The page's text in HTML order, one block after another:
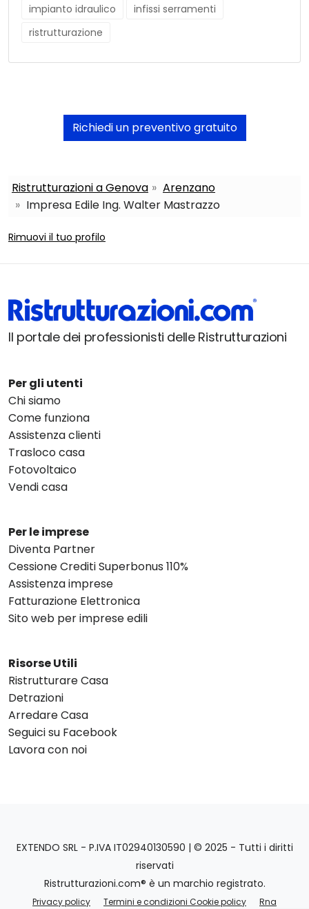
impianto idraulico
infissi serramenti
ristrutturazione
Richiedi un preventivo gratuito
Ristrutturazioni a Genova
Arenzano
Impresa Edile Ing. Walter Mastrazzo
Rimuovi il tuo profilo
Il portale dei professionisti delle Ristrutturazioni
Per gli utenti
Chi siamo
Come funziona
Assistenza clienti
Trasloco casa
Fotovoltaico
Vendi casa
Per le imprese
Diventa Partner
Cessione Crediti Superbonus 110%
Assistenza imprese
Fatturazione Elettronica
Sito web per imprese edili
Risorse Utili
Ristrutturare Casa
Detrazioni
Arredare Casa
Seguici su Facebook
Lavora con noi
EXTENDO SRL - P.IVA IT02940130590 | © 2025 - Tutti i diritti
riservati
Ristrutturazioni.com® è un marchio registrato.
Privacy policy Termini e condizioni Cookie policy Rna